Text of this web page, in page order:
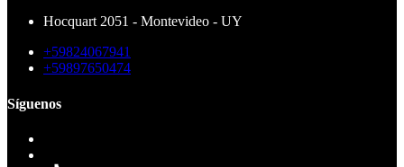
Hocquart 2051 - Montevideo - UY
+59824067941
+59897650474
Síguenos